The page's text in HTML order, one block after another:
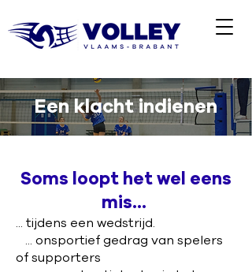
Een klacht indienen
Soms loopt het wel eens
mis...
... tijdens een wedstrijd.
... onsportief gedrag van spelers
of supporters